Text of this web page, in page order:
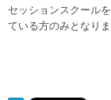
セッションスクール
ている方のみとなり